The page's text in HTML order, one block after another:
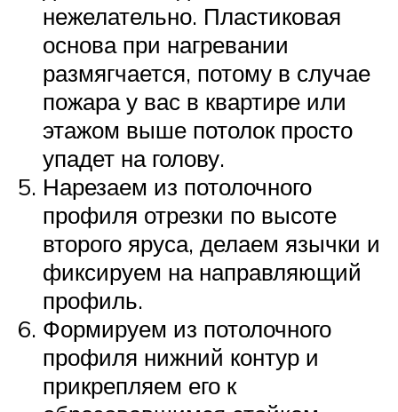
нежелательно. Пластиковая
основа при нагревании
размягчается, потому в случае
пожара у вас в квартире или
этажом выше потолок просто
упадет на голову.
Нарезаем из потолочного
профиля отрезки по высоте
второго яруса, делаем язычки и
фиксируем на направляющий
профиль.
Формируем из потолочного
профиля нижний контур и
прикрепляем его к